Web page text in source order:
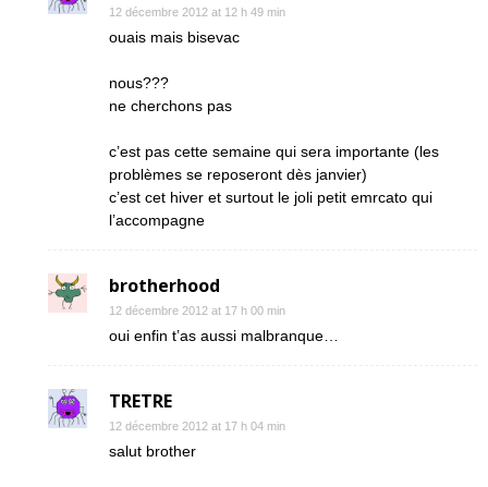
12 décembre 2012 at 12 h 49 min
ouais mais bisevac
nous???
ne cherchons pas
c’est pas cette semaine qui sera importante (les
problèmes se reposeront dès janvier)
c’est cet hiver et surtout le joli petit emrcato qui
l’accompagne
brotherhood
12 décembre 2012 at 17 h 00 min
oui enfin t’as aussi malbranque…
TRETRE
12 décembre 2012 at 17 h 04 min
salut brother